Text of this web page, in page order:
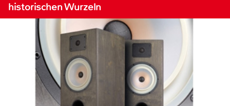
historischen Wurzeln